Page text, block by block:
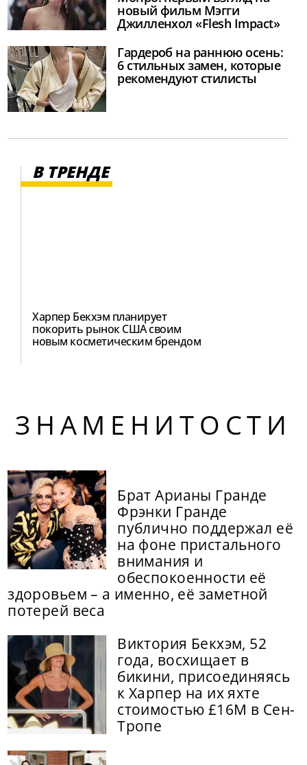
новый фильм Мэгги
Джилленхол «Flesh Impact»
Гардероб на раннюю осень:
6 стильных замен, которые
рекомендуют стилисты
В ТРЕНДЕ
Харпер Бекхэм планирует
покорить рынок США своим
новым косметическим брендом
ЗНАМЕНИТОСТИ
Брат Арианы Гранде
Фрэнки Гранде
публично поддержал её
на фоне пристального
внимания и
обеспокоенности её
здоровьем – а именно, её заметной
потерей веса
Виктория Бекхэм, 52
года, восхищает в
бикини, присоединяясь
к Харпер на их яхте
стоимостью £16M в Сен-
Тропе